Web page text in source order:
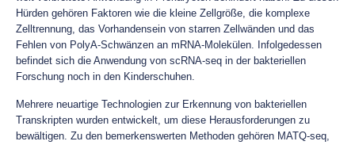
Hürden gehören Faktoren wie die kleine Zellgröße, die komplexe
Zelltrennung, das Vorhandensein von starren Zellwänden und das
Fehlen von PolyA-Schwänzen an mRNA-Molekülen. Infolgedessen
befindet sich die Anwendung von scRNA-seq in der bakteriellen
Forschung noch in den Kinderschuhen.
Mehrere neuartige Technologien zur Erkennung von bakteriellen
Transkripten wurden entwickelt, um diese Herausforderungen zu
bewältigen. Zu den bemerkenswerten Methoden gehören MATQ-seq,